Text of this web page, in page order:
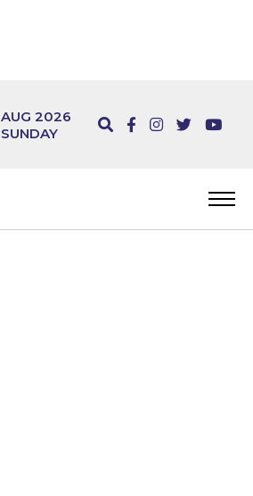
AUG 2026
SUNDAY